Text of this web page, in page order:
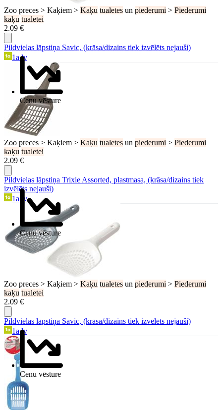
Zoo preces > Kaķiem > Kaķu tualetes un piederumi > Piederumi
kaķu tualetei
2.09 €
Cenu vēsture
Pildvielas lāpstiņa Savic, (krāsa/dizains tiek izvēlēts nejauši)
1a.lv
Zoo preces > Kaķiem > Kaķu tualetes un piederumi > Piederumi
kaķu tualetei
2.09 €
Cenu vēsture
Pildvielas lāpstiņa Trixie Assorted, plastmasa, (krāsa/dizains tiek
izvēlēts nejauši)
1a.lv
Zoo preces > Kaķiem > Kaķu tualetes un piederumi > Piederumi
kaķu tualetei
2.09 €
Cenu vēsture
Pildvielas lāpstiņa Savic, (krāsa/dizains tiek izvēlēts nejauši)
1a.lv